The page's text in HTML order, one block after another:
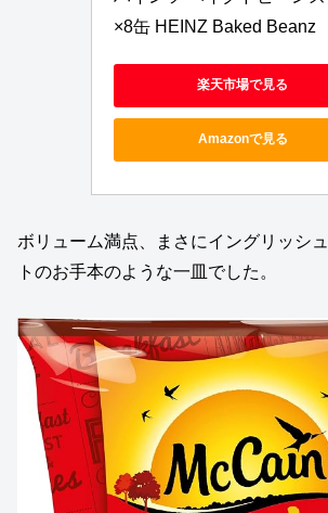
×8缶 HEINZ Baked Beanz
楽天市場で見る
Amazonで見る
ボリューム満点、まさにイングリッシ
トのお手本のような一皿でした。